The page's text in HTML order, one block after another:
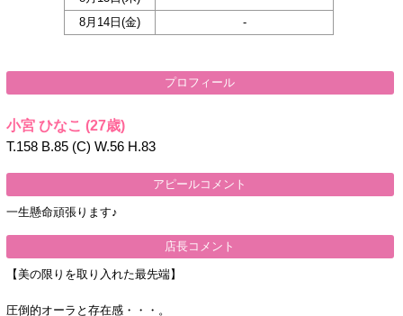
8月14日(金) -
プロフィール
小宮 ひなこ (27歳)
T.158 B.85 (C) W.56 H.83
アピールコメント
一生懸命頑張ります♪
店長コメント
【美の限りを取り入れた最先端】
圧倒的オーラと存在感・・・。